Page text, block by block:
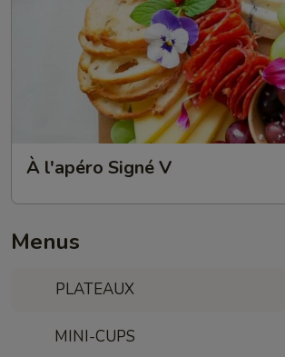
À l'apéro Signé V
Menus
PLATEAUX
MINI-CUPS